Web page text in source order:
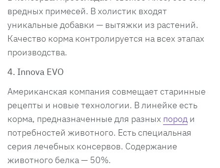
вредных примесей. В холистик входят
уникальные добавки — вытяжки из растений.
Качество корма контролируется на всех этапах
производства.
4. Innova EVO
Американская компания совмещает старинные
рецепты и новые технологии. В линейке есть
корма, предназначенные для разных пород и
потребностей животного. Есть специальная
серия лечебных консервов. Содержание
животного белка — 50%.